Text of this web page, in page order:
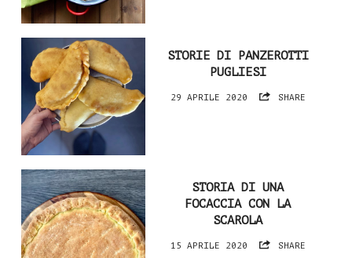
STORIE DI PANZEROTTI
PUGLIESI
29 APRILE 2020 SHARE
STORIA DI UNA
FOCACCIA CON LA
SCAROLA
15 APRILE 2020 SHARE